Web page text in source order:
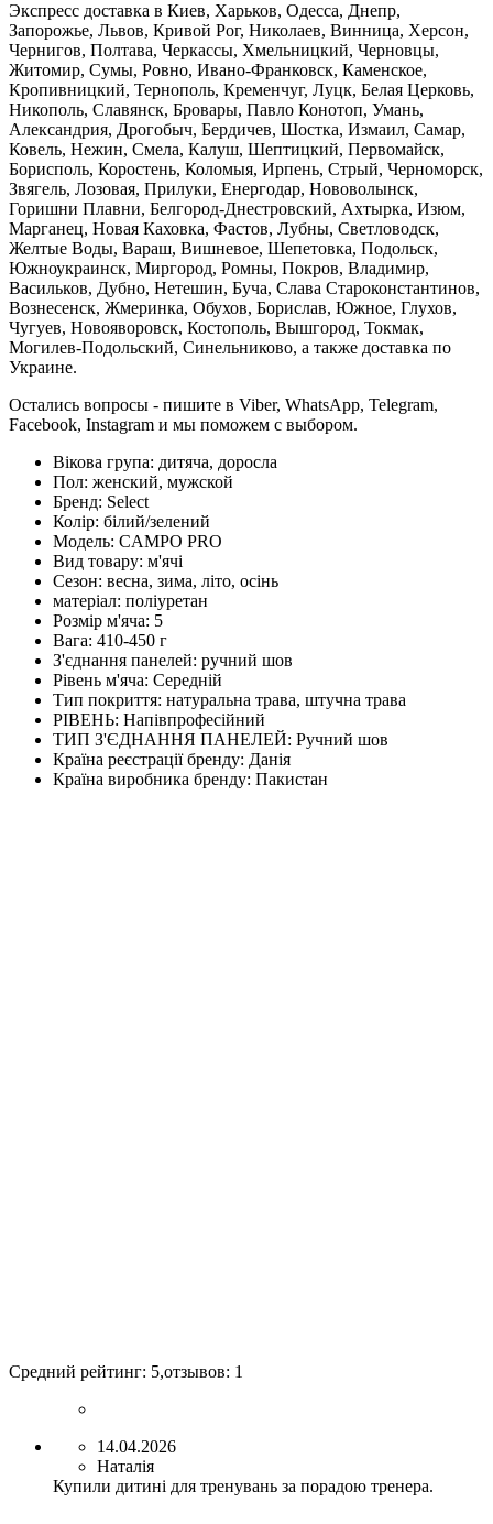
Экспресс доставка в Киев, Харьков, Одесса, Днепр,
Запорожье, Львов, Кривой Рог, Николаев, Винница, Херсон,
Чернигов, Полтава, Черкассы, Хмельницкий, Черновцы,
Житомир, Сумы, Ровно, Ивано-Франковск, Каменское,
Кропивницкий, Тернополь, Кременчуг, Луцк, Белая Церковь,
Никополь, Славянск, Бровары, Павло Конотоп, Умань,
Александрия, Дрогобыч, Бердичев, Шостка, Измаил, Самар,
Ковель, Нежин, Смела, Калуш, Шептицкий, Первомайск,
Борисполь, Коростень, Коломыя, Ирпень, Стрый, Черноморск,
Звягель, Лозовая, Прилуки, Енергодар, Нововолынск,
Горишни Плавни, Белгород-Днестровский, Ахтырка, Изюм,
Марганец, Новая Каховка, Фастов, Лубны, Светловодск,
Желтые Воды, Вараш, Вишневое, Шепетовка, Подольск,
Южноукраинск, Миргород, Ромны, Покров, Владимир,
Васильков, Дубно, Нетешин, Буча, Слава Староконстантинов,
Вознесенск, Жмеринка, Обухов, Борислав, Южное, Глухов,
Чугуев, Новояворовск, Костополь, Вышгород, Токмак,
Могилев-Подольский, Синельниково, а также доставка по
Украине.
Остались вопросы - пишите в Viber, WhatsApp, Telegram,
Facebook, Instagram и мы поможем с выбором.
Вікова група: дитяча, доросла
Пол: женский, мужской
Бренд: Select
Колір: білий/зелений
Модель: CAMPO PRO
Вид товару: м'ячі
Сезон: весна, зима, літо, осінь
матеріал: поліуретан
Розмір м'яча: 5
Вага: 410-450 г
З'єднання панелей: ручний шов
Рівень м'яча: Середній
Тип покриття: натуральна трава, штучна трава
РІВЕНЬ: Напівпрофесійний
ТИП З'ЄДНАННЯ ПАНЕЛЕЙ: Ручний шов
Країна реєстрації бренду: Данія
Країна виробника бренду: Пакистан
Средний рейтинг: 5,отзывов: 1
14.04.2026
Наталія
Купили дитині для тренувань за порадою тренера.